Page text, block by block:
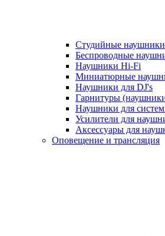
Студийные наушники
Беспроводные
Наушники Hi-Fi
Миниатюрные
Наушники для DJ's
Гарнитуры
Наушники для
Усилители для
Аксессуары для
Оповещение и трансляция